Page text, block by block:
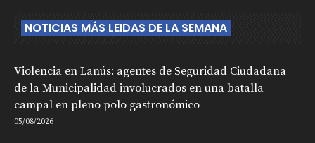
NOTICIAS MÁS LEIDAS DE LA SEMANA
Violencia en Lanús: agentes de Seguridad Ciudadana
de la Municipalidad involucrados en una batalla
campal en pleno polo gastronómico
05/08/2026